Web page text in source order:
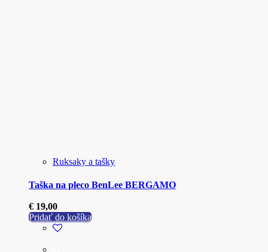
Ruksaky a tašky
Taška na pleco BenLee BERGAMO
€ 19,00
Pridať do košíka